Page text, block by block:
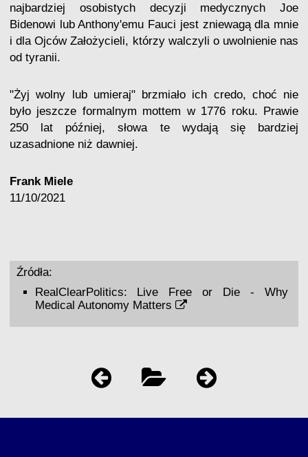
najbardziej osobistych decyzji medycznych Joe
Bidenowi lub Anthony'emu Fauci jest zniewagą dla mnie
i dla Ojców Założycieli, którzy walczyli o uwolnienie nas
od tyranii.
"Żyj wolny lub umieraj" brzmiało ich credo, choć nie
było jeszcze formalnym mottem w 1776 roku. Prawie
250 lat później, słowa te wydają się bardziej
uzasadnione niż dawniej.
Frank Miele
11/10/2021
Źródła:
RealClearPolitics: Live Free or Die - Why
Medical Autonomy Matters